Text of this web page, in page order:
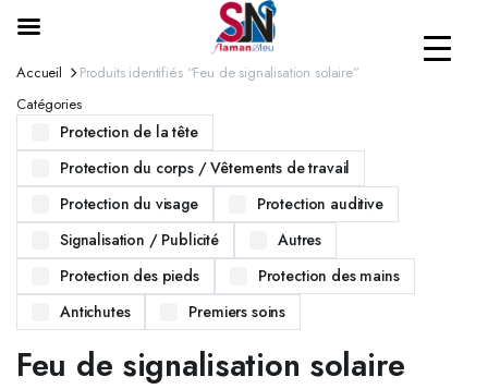
Accueil
Produits identifiés “Feu de signalisation solaire”
Catégories
Protection de la tête
Protection du corps / Vêtements de travail
Protection du visage
Protection auditive
Signalisation / Publicité
Autres
Protection des pieds
Protection des mains
Antichutes
Premiers soins
Feu de signalisation solaire